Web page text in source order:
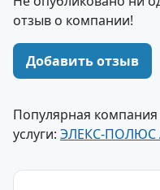
отзыв о компании!
Добавить отзыв
Популярная компания
услуги: ЭЛЕКС-ПОЛЮС